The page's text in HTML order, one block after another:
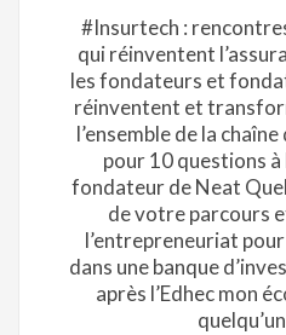
#Insurtech :
qui réinventent
les fondateurs et
réinventent et
l’ensemble de la
pour 10 questions à
fondateur de Neat
de votre parcours
l’entrepreneuriat pour
dans une banque
après l’Edhec mon